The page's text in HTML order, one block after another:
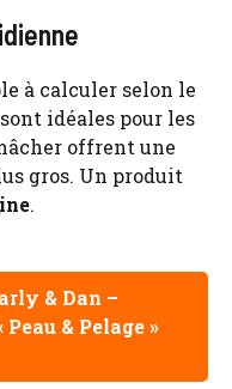
à calculer selon le
idéales pour les
offrent une
gros. Un produit
.
& Dan –
& Pelage »